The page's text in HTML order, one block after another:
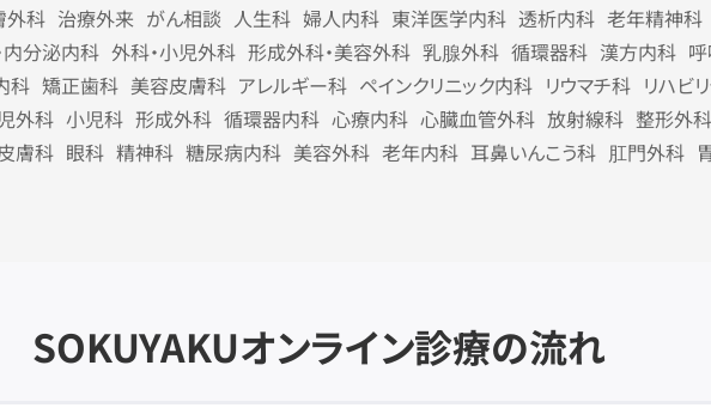
外科 治療外来 がん相談 人生科 婦人内科 東洋医学内科 透析内科 老年精神科
内分泌内科 外科・小児外科 形成外科・美容外科 乳腺外科 循環器科 漢方内科
科 矯正歯科 美容皮膚科 アレルギー科 ペインクリニック内科 リウマチ科 リハビ
外科 小児科 形成外科 循環器内科 心療内科 心臓血管外科 放射線科 整形外科
膚科 眼科 精神科 糖尿病内科 美容外科 老年内科 耳鼻いんこう科 肛門外科
SOKUYAKUオンライン診療の流れ